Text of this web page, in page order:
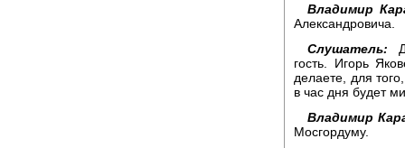
Владимир
Александровича.
Слушатель:
гость. Игорь
делаете, для
в час дня будет
Владимир
Мосгордуму.